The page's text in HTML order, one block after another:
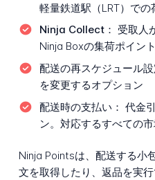
軽量鉄道駅（LRT）で
Ninja Collect： 受取人
Ninja Boxの集荷ポイン
配送の再スケジュール設
を変更するオプション
配送時の支払い： 代金
ン。対応するすべての
Ninja Pointsは、配送する小
文を取得したり、返品を実